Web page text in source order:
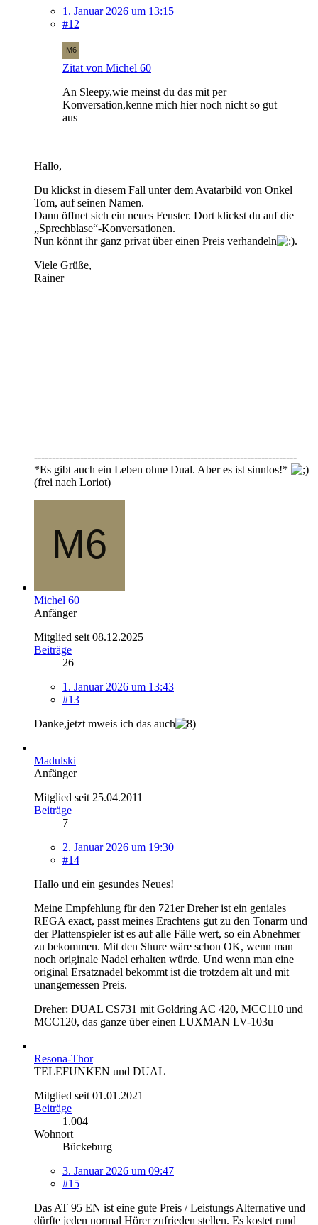
1. Januar 2026 um 13:15
#12
Zitat von Michel 60
An Sleepy,wie meinst du das mit per
Konversation,kenne mich hier noch nicht so gut
aus
Hallo,
Du klickst in diesem Fall unter dem Avatarbild von Onkel
Tom, auf seinen Namen.
Dann öffnet sich ein neues Fenster. Dort klickst du auf die
„Sprechblase“-Konversationen.
Nun könnt ihr ganz privat über einen Preis verhandeln
.
Viele Grüße,
Rainer
--------------------------------------------------------------------------
*Es gibt auch ein Leben ohne Dual. Aber es ist sinnlos!*
(frei nach Loriot)
Michel 60
Anfänger
Mitglied seit 08.12.2025
Beiträge
26
1. Januar 2026 um 13:43
#13
Danke,jetzt mweis ich das auch
Madulski
Anfänger
Mitglied seit 25.04.2011
Beiträge
7
2. Januar 2026 um 19:30
#14
Hallo und ein gesundes Neues!
Meine Empfehlung für den 721er Dreher ist ein geniales
REGA exact, passt meines Erachtens gut zu den Tonarm und
der Plattenspieler ist es auf alle Fälle wert, so ein Abnehmer
zu bekommen. Mit den Shure wäre schon OK, wenn man
noch originale Nadel erhalten würde. Und wenn man eine
original Ersatznadel bekommt ist die trotzdem alt und mit
unangemessen Preis.
Dreher: DUAL CS731 mit Goldring AC 420, MCC110 und
MCC120, das ganze über einen LUXMAN LV-103u
Resona-Thor
TELEFUNKEN und DUAL
Mitglied seit 01.01.2021
Beiträge
1.004
Wohnort
Bückeburg
3. Januar 2026 um 09:47
#15
Das AT 95 EN ist eine gute Preis / Leistungs Alternative und
dürfte jeden normal Hörer zufrieden stellen. Es kostet rund